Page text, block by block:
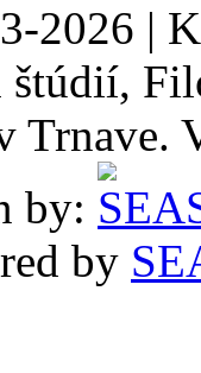
2026 |
štúdií,
Trnave.
by:
by